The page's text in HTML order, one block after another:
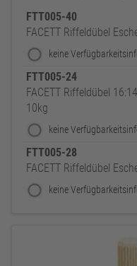
FTT005-40
FACETT Riffeldübel
keine
FTT005-24
FACETT Riffeldübel
10kg
keine
FTT005-28
FACETT Riffeldübel
keine